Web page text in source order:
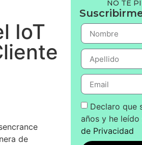
IoT
de
NO TE
Declaro que
años y he
de Privacidad